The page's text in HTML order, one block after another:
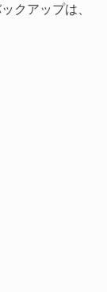
クアップは、